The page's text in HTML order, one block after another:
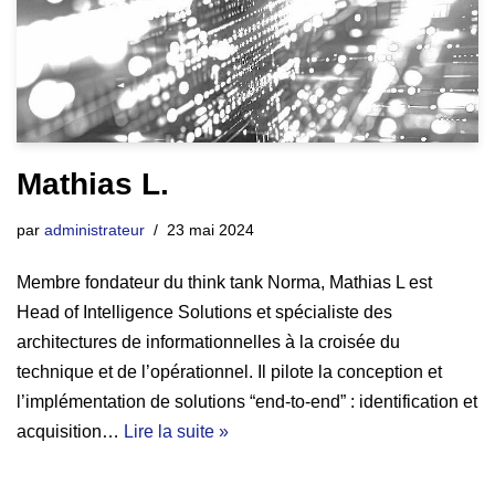
Mathias L.
par administrateur 23 mai 2024
Membre fondateur du think tank Norma, Mathias L est
Head of Intelligence Solutions et spécialiste des
architectures de informationnelles à la croisée du
technique et de l’opérationnel. Il pilote la conception et
l’implémentation de solutions “end-to-end” : identification et
acquisition… Lire la suite »